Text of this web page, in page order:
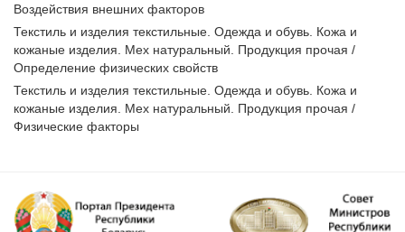
Воздействия внешних факторов
Текстиль и изделия текстильные. Одежда и обувь. Кожа и
кожаные изделия. Мех натуральный. Продукция прочая /
Определение физических свойств
Текстиль и изделия текстильные. Одежда и обувь. Кожа и
кожаные изделия. Мех натуральный. Продукция прочая /
Физические факторы